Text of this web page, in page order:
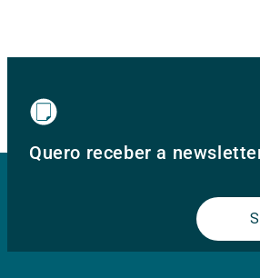
Quero receber a